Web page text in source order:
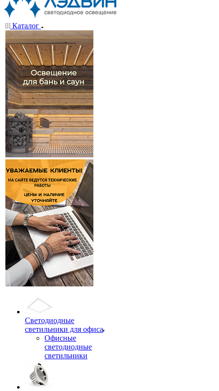
Каталог
Светодиодные
светильники для офиса
Офисные
светодиодные
светильники